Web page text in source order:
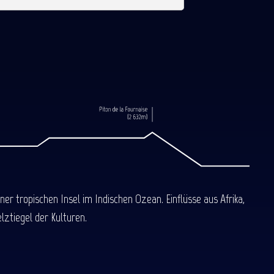
tropischen Insel im Indischen Ozean. Einflüsse aus Afrika,
der Kulturen.